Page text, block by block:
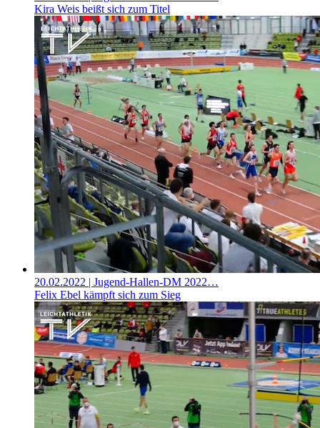
Kira Weis beißt sich zum Titel
20.02.2022 | Jugend-Hallen-DM 2022…
Felix Ebel kämpft sich zum Sieg